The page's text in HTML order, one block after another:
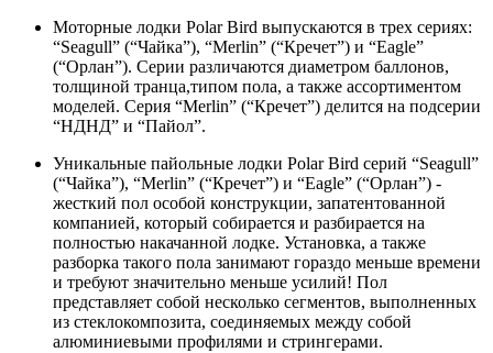
Моторные лодки Polar Bird выпускаются в трех сериях:
“Seagull” (“Чайка”), “Merlin” (“Кречет”) и “Eagle”
(“Орлан”). Серии различаются диаметром баллонов,
толщиной транца,типом пола, а также ассортиментом
моделей. Серия “Merlin” (“Кречет”) делится на подсерии
“НДНД” и “Пайол”.
Уникальные пайольные лодки Polar Bird серий “Seagull”
(“Чайка”), “Merlin” (“Кречет”) и “Eagle” (“Орлан”) -
жесткий пол особой конструкции, запатентованной
компанией, который собирается и разбирается на
полностью накачанной лодке. Установка, а также
разборка такого пола занимают гораздо меньше времени
и требуют значительно меньше усилий! Пол
представляет собой несколько сегментов, выполненных
из стеклокомпозита, соединяемых между собой
алюминиевыми профилями и стрингерами.